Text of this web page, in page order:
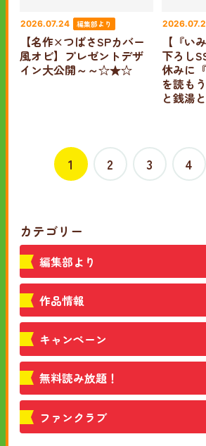
2026.07.24 編集部より
【名作×つばさSPカバー
風オビ】プレゼントデザ
イン大公開～～☆★☆
【『い
下ろし
休みに
を読も
と銭湯
1 2 3 4
カテゴリー
編集部より
作品情報
キャンペーン
無料読み放題！
ファンクラブ